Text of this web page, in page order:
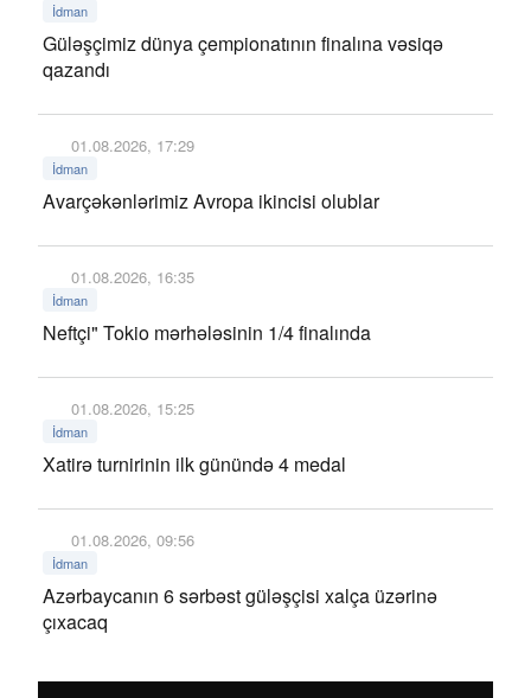
İdman
Güləşçimiz dünya çempionatının finalına vəsiqə
qazandı
01.08.2026, 17:29
İdman
Avarçəkənlərimiz Avropa ikincisi olublar
01.08.2026, 16:35
İdman
Neftçi" Tokio mərhələsinin 1/4 finalında
01.08.2026, 15:25
İdman
Xatirə turnirinin ilk günündə 4 medal
01.08.2026, 09:56
İdman
Azərbaycanın 6 sərbəst güləşçisi xalça üzərinə
çıxacaq